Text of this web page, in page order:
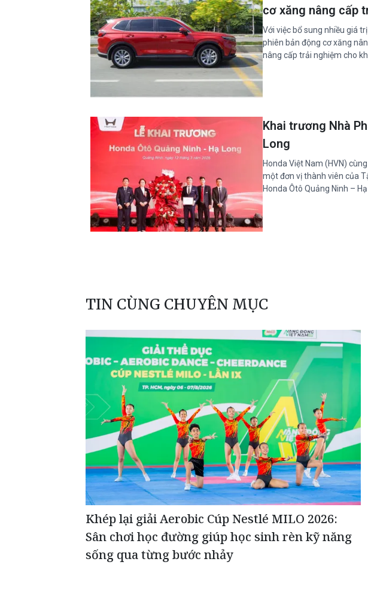
cơ xăng nâng cấp
Với việc bổ sung nhiều giá
phiên bản động cơ xăng
nâng cấp trải nghiệm cho
Khai trương Nhà
Long
Honda Việt Nam (HVN)
một đơn vị thành viên của
Honda Ôtô Quảng Ninh –
TIN CÙNG CHUYÊN MỤC
Khép lại giải Aerobic Cúp Nestlé MILO 2026:
Sân chơi học đường giúp học sinh rèn kỹ năng
sống qua từng bước nhảy